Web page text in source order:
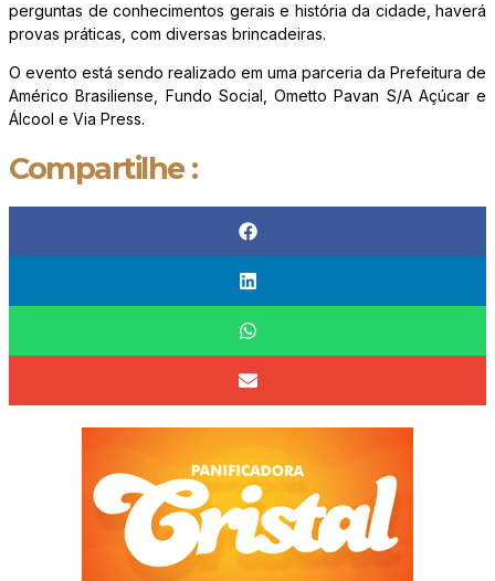
perguntas de conhecimentos gerais e história da cidade, haverá
provas práticas, com diversas brincadeiras.
O evento está sendo realizado em uma parceria da Prefeitura de
Américo Brasiliense, Fundo Social, Ometto Pavan S/A Açúcar e
Álcool e Via Press.
Compartilhe :